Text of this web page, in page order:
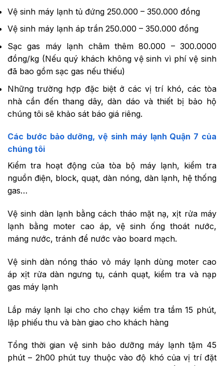
Vệ sinh máy lạnh tủ đứng 250.000 – 350.000 đồng
Vệ sinh máy lạnh áp trần 250.000 – 350.000 đồng
Sạc gas máy lạnh châm thêm 80.000 – 300.0000
đồng/kg (Nếu quý khách không vệ sinh vì phí vệ sinh
đã bao gồm sạc gas nếu thiếu)
Những trường hợp đặc biệt ở các vị trí khó, các tòa
nhà cần đến thang dây, dàn dáo và thiết bị bảo hộ
chúng tôi sẽ khảo sát báo giá riêng.
Các bước bảo dưỡng,vệ sinh máy lạnh Quận 7 của
chúng tôi
Kiểm tra hoạt động của tòa bộ máy lạnh, kiểm tra
nguồn điện, block, quạt, dàn nóng, dàn lạnh, hệ thống
gas…
Vệ sinh dàn lạnh bằng cách tháo mặt nạ, xịt rửa máy
lạnh bằng moter cao áp, vệ sinh ống thoát nước,
máng nước, tránh để nước vào board mạch.
Vệ sinh dàn nóng tháo vỏ máy lạnh dùng moter cao
áp xịt rửa dàn ngưng tụ, cánh quạt, kiểm tra và nạp
gas máy lạnh
Lắp máy lạnh lại cho cho chạy kiểm tra tầm 15 phút,
lập phiếu thu và bàn giao cho khách hàng
Tổng thời gian vệ sinh bảo dưỡng máy lạnh tậm 45
phút – 2h00 phút tuy thuộc vào độ khó của vị trí đặt